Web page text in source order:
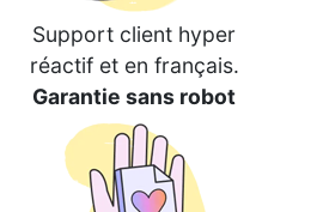
Support client hyper
réactif et en français.
Garantie sans robot